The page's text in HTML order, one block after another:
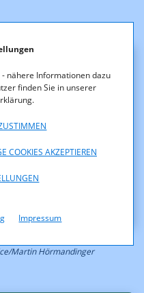
nähere Informationen dazu
finden Sie in unserer
COOKIES AKZEPTIEREN
Impressum
(jpg, 80,3 KB)
(jpg, 87,6 KB)
Martin Hörmandinger